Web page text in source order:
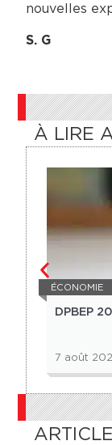
nouvelles
S. G
À LIRE
ÉCONOMIE
DPBEP
7 août